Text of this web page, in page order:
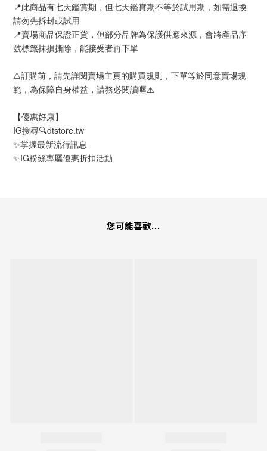
📍此商品有七天鑑賞期，但七天鑑賞期不等於試用期，如需退換
請勿先拆封或試用
📍賣場商品保證正貨，但部分品牌為保護供應來源，會將產品序
號標籤抹損撕除，能接受者再下單
⚠️訂購前，請先詳閱賣場主頁的購買規則，下單等於同意賣場規
範，為保障自身權益，請務必閱讀喔⚠️
【優惠好康】
IG搜尋🔍dtstore.tw
✨掌握最新流行訊息
✨IG粉絲專屬優惠折扣活動
您可能喜歡...